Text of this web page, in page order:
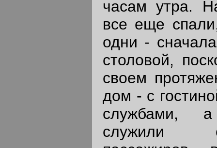
часам утра.
все еще
одни -
столовой,
своем
дом - с
службами,
служили